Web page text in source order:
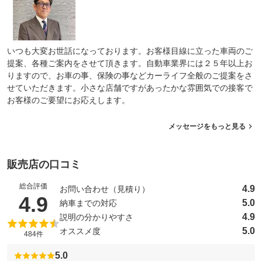
いつも大変お世話になっております。お客様目線に立った車両のご
提案、各種ご案内をさせて頂きます。自動車業界には２５年以上お
りますので、お車の事、保険の事などカーライフ全般のご提案をさ
せていただきます。小さな店舗ですがあったかな雰囲気での接客で
お客様のご要望にお応えします。
メッセージをもっと見る
販売店の口コミ
総合評価
4.9 （5点満点中）
484件
お問い合わせ（見積り） 4.9
納車までの対応 5.0
説明の分かりやすさ 4.9
オススメ度 5.0
5.0